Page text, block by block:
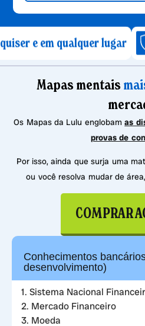
lugar 7 dias
Mapas mentais
Os Mapas da Lulu englobamas
provas de
Por isso, ainda que surja uma
ou você resolva mudar de área,
COMPRAR
Conhecimentos
desenvolvimento)
1. Sistema Nacional
2. Mercado Financeiro
3. Moeda